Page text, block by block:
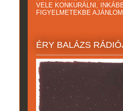
VELE KONKURÁLNI,
FIGYELMETEKBE
ÉRY BALÁZS